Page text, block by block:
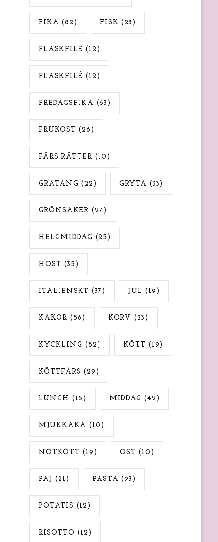
FIKA (82) FISK (23)
FLÄSKFILE (12)
FLÄSKFILÉ (12)
FREDAGSFIKA (63)
FRUKOST (26)
FÄRS RÄTTER (10)
GRATÄNG (22) GRYTA (33)
GRÖNSAKER (27)
HELGMIDDAG (25)
HÖST (35)
ITALIENSKT (37) JUL (19)
KAKOR (56) KORV (23)
KYCKLING (82) KÖTT (19)
KÖTTFÄRS (29)
LUNCH (15) MIDDAG (42)
MJUKKAKA (10)
NÖTKÖTT (19) OST (10)
PAJ (21) PASTA (93)
POTATIS (12)
RISOTTO (12)